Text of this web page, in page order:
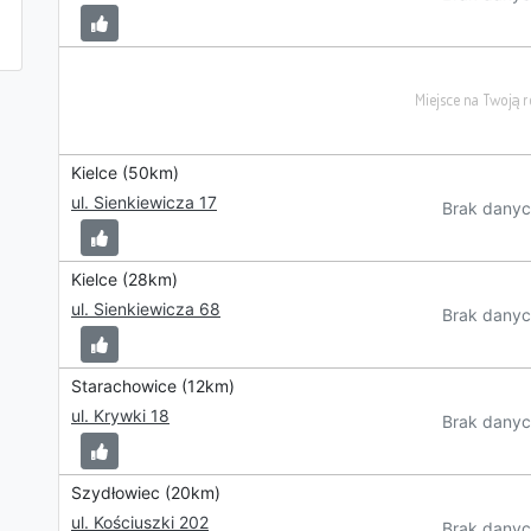
Kielce (50km)
ul. Sienkiewicza 17
Brak
Kielce (28km)
ul. Sienkiewicza 68
Brak
Starachowice (12km)
ul. Krywki 18
Brak
Szydłowiec (20km)
ul. Kościuszki 202